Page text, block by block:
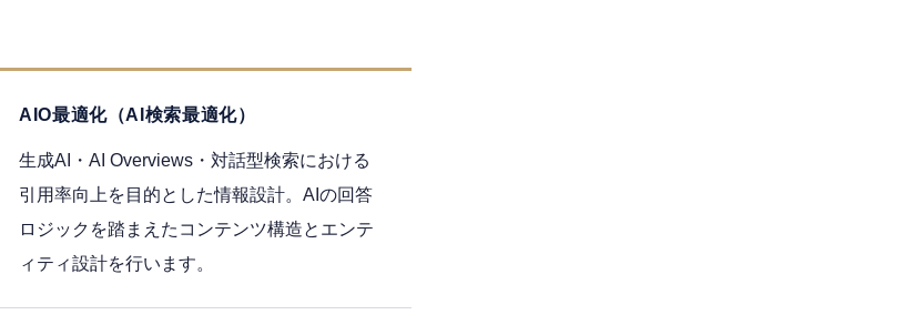
AIO最適化（AI検索最適化）
生成AI・AI Overviews・対話型検索における
引用率向上を目的とした情報設計。AIの回答
ロジックを踏まえたコンテンツ構造とエンテ
ィティ設計を行います。